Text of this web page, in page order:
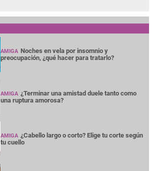
AMIGA Noches en vela por insomnio y
preocupación, ¿qué hacer para tratarlo?
AMIGA ¿Terminar una amistad duele tanto como
una ruptura amorosa?
AMIGA ¿Cabello largo o corto? Elige tu corte según
tu cuello